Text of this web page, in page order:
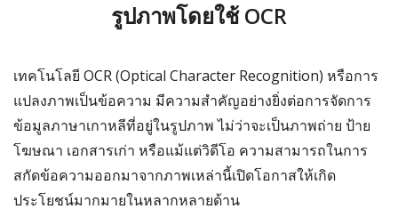
รูปภาพโดยใช้ OCR
เทคโนโลยี OCR (Optical Character Recognition) หรือการ
แปลงภาพเป็นข้อความ มีความสำคัญอย่างยิ่งต่อการจัดการ
ข้อมูลภาษาเกาหลีที่อยู่ในรูปภาพ ไม่ว่าจะเป็นภาพถ่าย ป้าย
โฆษณา เอกสารเก่า หรือแม้แต่วิดีโอ ความสามารถในการ
สกัดข้อความออกมาจากภาพเหล่านี้เปิดโอกาสให้เกิด
ประโยชน์มากมายในหลากหลายด้าน